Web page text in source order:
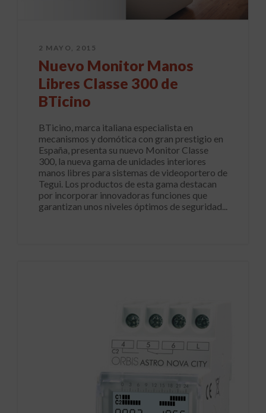
2 MAYO, 2015
Nuevo Monitor Manos
Libres Classe 300 de
BTicino
BTicino, marca italiana especialista en
mecanismos y domótica con gran prestigio en
España, presenta su nuevo Monitor Classe
300, la nueva gama de unidades interiores
manos libres para sistemas de videoportero de
Tegui. Los productos de esta gama destacan
por incorporar innovadoras funciones que
garantizan unos niveles óptimos de seguridad...